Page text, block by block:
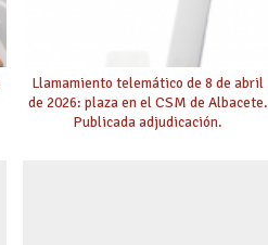
Llamamiento telemático de 8 de abril
de 2026: plaza en el CSM de Albacete.
Publicada adjudicación.